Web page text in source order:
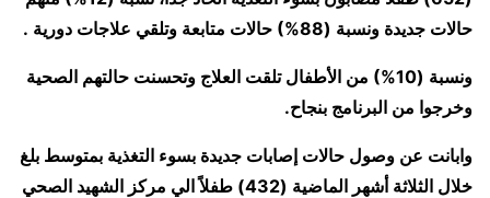
حالات جديدة ونسبة (88%) حالات متابعة وتلقي علاجات دورية .
ونسبة (10%) من الأطفال تلقت العلاج وتحسنت حالتهم الصحية
وخرجوا من البرنامج بنجاح.
وابانت عن وصول حالات إصابات جديدة بسوء التغذية بمتوسط بلغ
خلال الثلاثة أشهر الماضية (432) طفلاً الي مركز الشهيد الصحي